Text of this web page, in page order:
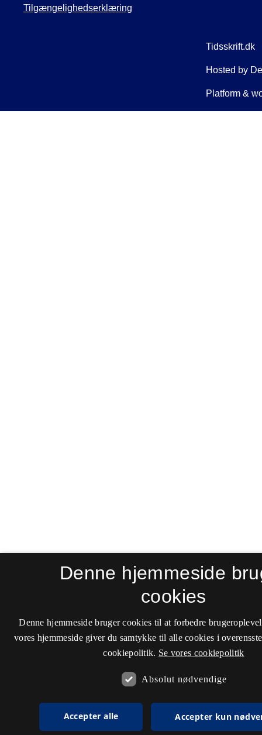
Tilgængelighedserklæring
Denne hjemmeside
cookies
Denne hjemmeside bruger cookies til at forbedre
vores hjemmeside giver du samtykke til alle cookies i
cookiepolitik. Se vores cookiepolitik
Absolut nødvendige
Accepter alle Accepter kun